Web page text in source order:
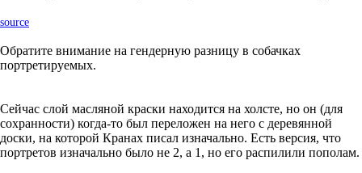
source
Обратите внимание на гендерную разницу в собачках
портретируемых.
Сейчас слой масляной краски находится на холсте, но он (для
сохранности) когда-то был переложен на него с деревянной
доски, на которой Кранах писал изначально. Есть версия, что
портретов изначально было не 2, а 1, но его распилили пополам.